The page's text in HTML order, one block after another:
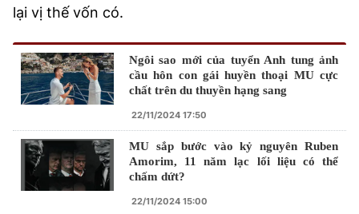
lại vị thế vốn có.
Ngôi sao mới của tuyển Anh tung ảnh
cầu hôn con gái huyền thoại MU cực
chất trên du thuyền hạng sang
22/11/2024 17:50
MU sắp bước vào kỷ nguyên Ruben
Amorim, 11 năm lạc lối liệu có thể
chấm dứt?
22/11/2024 15:00